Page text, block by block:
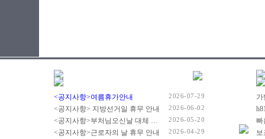
<공지사항>여름휴가안내 2026-07-29
<공지사항> 지방선거일 휴무 안내 2026-06-02
<공지사항>부처님오신날 대체 휴무 안내 2026-05-20
<공지사항>근로자의 날 휴무 안내 2026-04-29
빠